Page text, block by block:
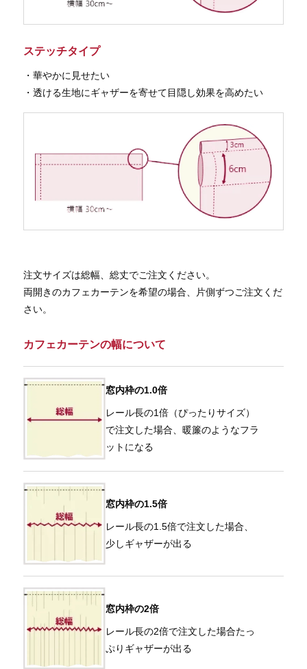
ステッチタイプ
・華やかに見せたい
・透ける生地にギャザーを寄せて目隠し効果を高めたい
注文サイズは総幅、総丈でご注文ください。
両開きのカフェカーテンを希望の場合、片側ずつご注文くだ
さい。
カフェカーテンの幅について
窓内枠の1.0倍
レール長の1倍（ぴったりサイズ）
で注文した場合、暖簾のようなフラ
ットになる
窓内枠の1.5倍
レール長の1.5倍で注文した場合、
少しギャザーが出る
窓内枠の2倍
レール長の2倍で注文した場合たっ
ぷりギャザーが出る